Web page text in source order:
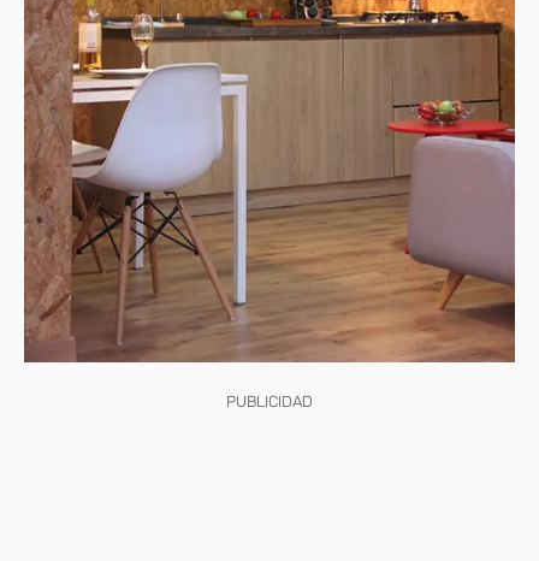
PUBLICIDAD